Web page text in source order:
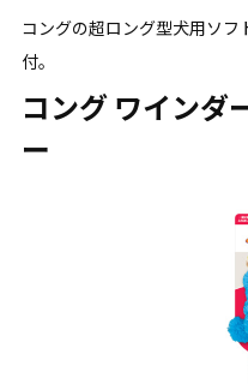
コングの超ロング型犬用ソ
付。
コング ワインダ
ー